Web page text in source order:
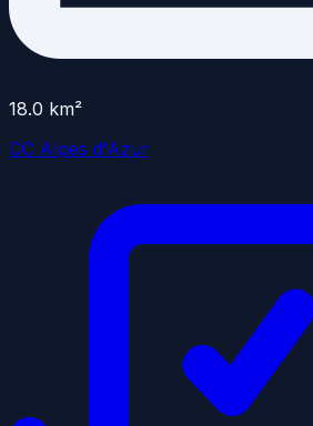
18.0 km²
CC Alpes d'Azur